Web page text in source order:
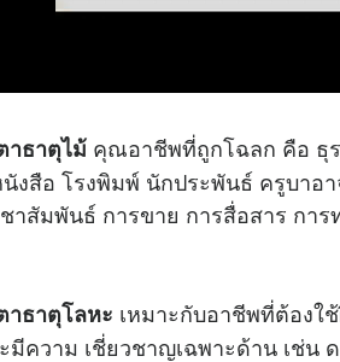
าธาตุไม้ คุณอาชีพที่ถูกโฉลก คือ ธุร
งสือ โรงพิมพ์ นักประพันธ์ ครูบาอ
าสัมพันธ์ การขาย การสื่อสาร การ
าธาตุโลหะ เหมาะกับอาชีพที่ต้องใ
มีความ เชี่ยวชาญเฉพาะด้าน เช่น